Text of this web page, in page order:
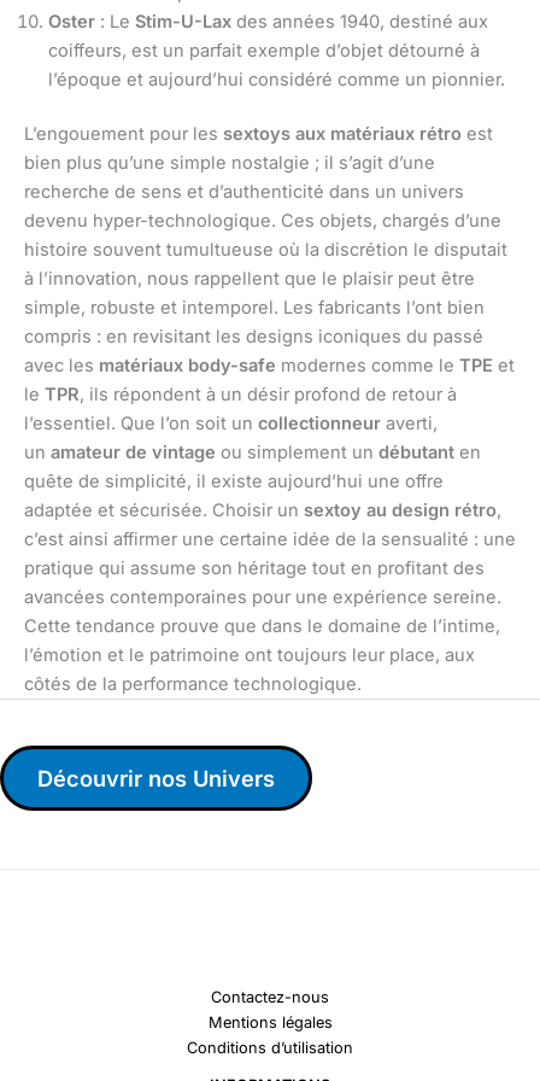
Oster : Le Stim-U-Lax des années 1940, destiné aux
coiffeurs, est un parfait exemple d’objet détourné à
l’époque et aujourd’hui considéré comme un pionnier.
L’engouement pour les sextoys aux matériaux rétro est
bien plus qu’une simple nostalgie ; il s’agit d’une
recherche de sens et d’authenticité dans un univers
devenu hyper-technologique. Ces objets, chargés d’une
histoire souvent tumultueuse où la discrétion le disputait
à l’innovation, nous rappellent que le plaisir peut être
simple, robuste et intemporel. Les fabricants l’ont bien
compris : en revisitant les designs iconiques du passé
avec les matériaux body-safe modernes comme le TPE et
le TPR, ils répondent à un désir profond de retour à
l’essentiel. Que l’on soit un collectionneur averti,
un amateur de vintage ou simplement un débutant en
quête de simplicité, il existe aujourd’hui une offre
adaptée et sécurisée. Choisir un sextoy au design rétro,
c’est ainsi affirmer une certaine idée de la sensualité : une
pratique qui assume son héritage tout en profitant des
avancées contemporaines pour une expérience sereine.
Cette tendance prouve que dans le domaine de l’intime,
l’émotion et le patrimoine ont toujours leur place, aux
côtés de la performance technologique.
Découvrir nos Univers
Contactez-nous
Mentions légales
Conditions d’utilisation